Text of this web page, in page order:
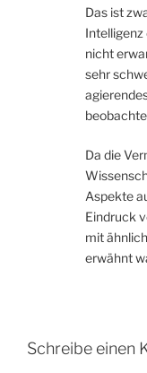
Das ist
nicht
sehr
Da die
Aspekte
Eindruck
mit
erwähnt
Schreibe einen